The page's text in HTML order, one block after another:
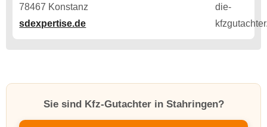
78467 Konstanz
sdexpertise.de
Sie sind Kfz-Gutachter in Stahringen?